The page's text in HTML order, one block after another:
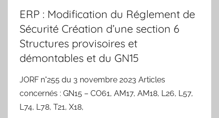
ERP : Modification du Réglement de
Sécurité Création d’une section 6
Structures provisoires et
démontables et du GN15
JORF n°255 du 3 novembre 2023 Articles
concernés : GN15 – CO61, AM17, AM18, L26, L57,
L74, L78, T21, X18,